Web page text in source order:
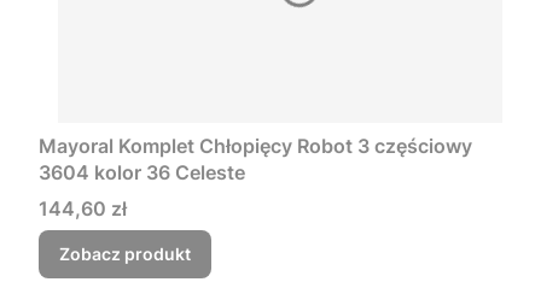
Mayoral Komplet Chłopięcy Robot 3 częściowy
3604 kolor 36 Celeste
Cena
144,60 zł
Zobacz produkt